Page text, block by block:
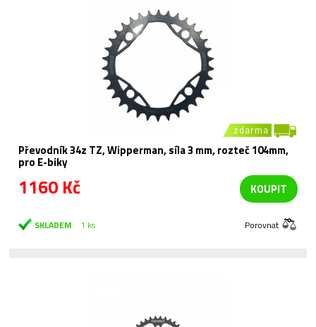
zdarma
Převodník 34z TZ, Wipperman, síla 3 mm, rozteč 104mm,
pro E-biky
1160 Kč KOUPIT
SKLADEM 1 ks Porovnat